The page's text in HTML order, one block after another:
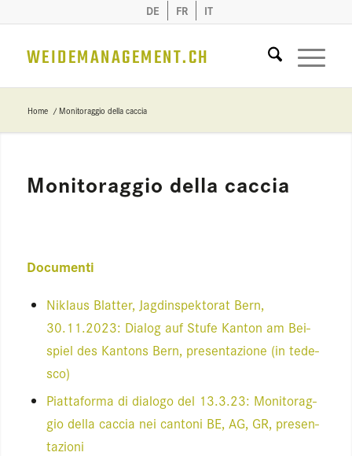
DE FR IT
WEIDEMANAGEMENT.CH
Home / Monitoraggio della caccia
Mo­ni­to­rag­gio della cac­cia
Do­cu­men­ti
Ni­klaus Blat­ter, Jag­din­spek­to­rat Bern,
30.11.2023: Dia­log auf Stufe Kan­ton am Bei­
spiel des Kan­tons Bern, pre­sen­ta­zio­ne (in te­de­
sco)
Piat­ta­for­ma di dia­lo­go del 13.3.23: Mo­ni­to­rag­
gio della cac­cia nei can­to­ni BE, AG, GR, pre­sen­
ta­zio­ni